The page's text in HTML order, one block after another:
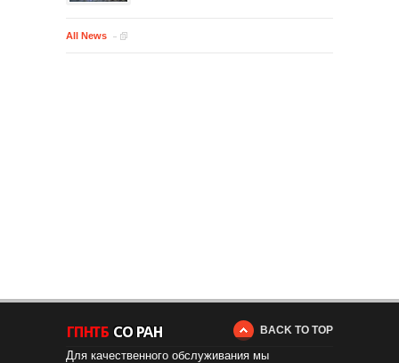
All News
BACK TO TOP
Для качественного обслуживания мы